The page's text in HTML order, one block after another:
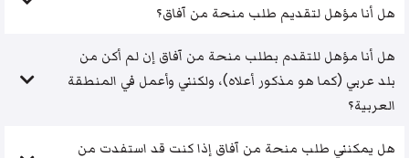
هل أنا مؤهل لتقديم طلب منحة من آفاق؟
هل أنا مؤهل للتقدم بطلب منحة من آفاق إن لم أكن من
بلد عربي (كما هو مذكور أعلاه)، ولكنني وأعمل في المنطقة
العربية؟
هل يمكنني طلب منحة من آفاق إذا كنت قد استفدت من